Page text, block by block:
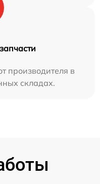
производителя в
складах.